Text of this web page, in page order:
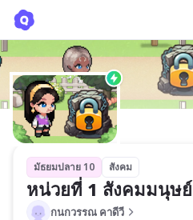
มัธยมปลาย 10 สังคม
หน่วยที่ 1 สังคมมนุษย์
กนกวรรณ คาดีวี